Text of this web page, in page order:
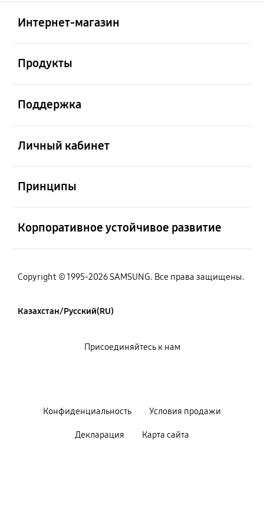
Интернет-магазин
Продукты
Поддержка
Личный кабинет
Принципы
Корпоративное устойчивое развитие
Copyright © 1995-2026 SAMSUNG. Все права защищены.
Казахстан/Русский(RU)
Конфиденциальность Условия продажи
Декларация Карта сайта
Присоединяйтесь к нам